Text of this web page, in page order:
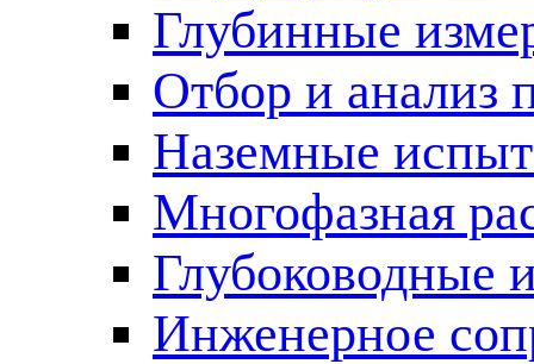
Глубинные
Отбор и анализ
Наземные
Многофазная
Глубоководные
Инженерное